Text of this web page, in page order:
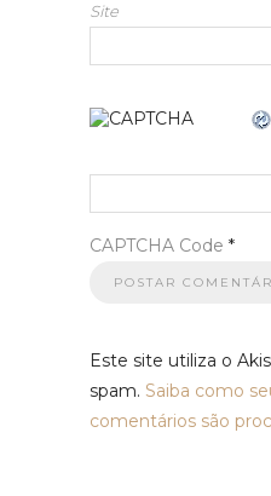
Site
CAPTCHA Code *
Este site utiliza o
spam. Saiba como
comentários são